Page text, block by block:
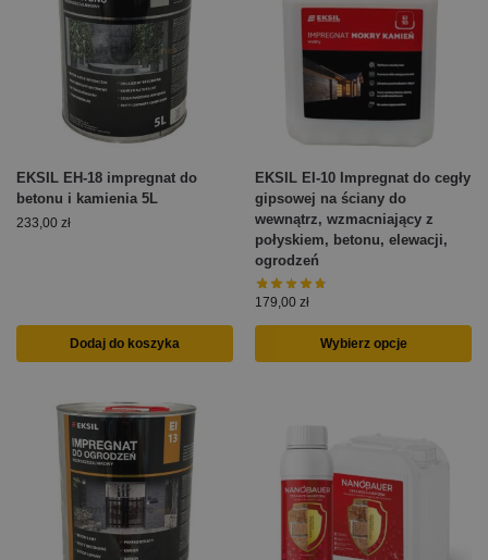
EKSIL EH-18 impregnat do
betonu i kamienia 5L
233,00 zł
Dodaj do koszyka
EKSIL EI-10 Impregnat do cegły
gipsowej na ściany do
wewnątrz, wzmacniający z
połyskiem, betonu, elewacji,
ogrodzeń
179,00 zł
Wybierz opcje